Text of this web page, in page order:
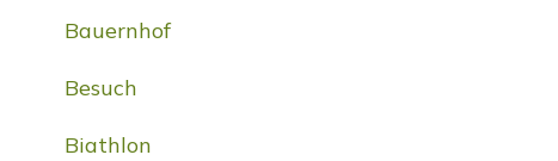
Bauernhof
Besuch
Biathlon